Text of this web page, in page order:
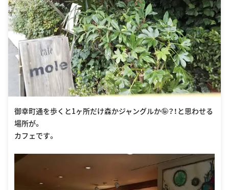
御幸町通を歩くと1ヶ所だけ森かジャングルか🤪？！と思わせる
場所が。
カフェです。